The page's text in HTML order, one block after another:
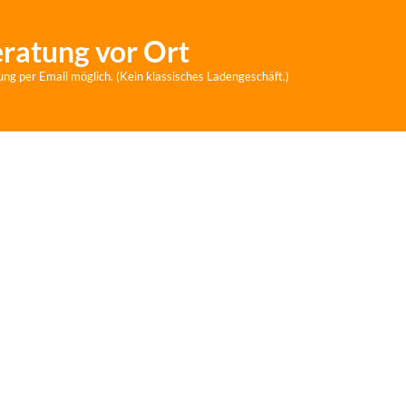
vor Ort
per Email möglich. (Kein klassisches Ladengeschäft.)